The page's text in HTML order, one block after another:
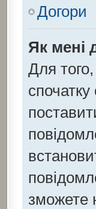
Догори
Як мені
Для
зможете